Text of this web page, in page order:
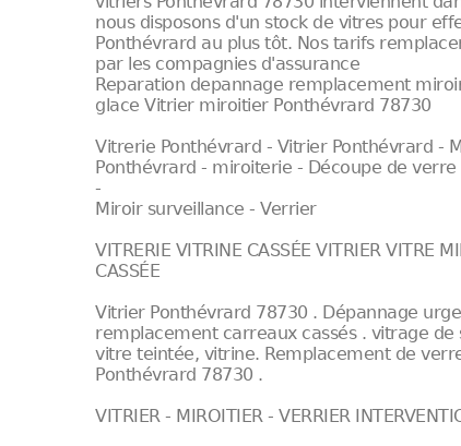
nous disposons d'un stock de vitres pour
Ponthévrard au plus tôt. Nos tarifs
par les compagnies d'assurance
Reparation depannage remplacement
glace Vitrier miroitier Ponthévrard 78730
Vitrerie Ponthévrard - Vitrier Ponthévrard -
Ponthévrard - miroiterie - Découpe de
-
Miroir surveillance - Verrier
VITRERIE VITRINE CASSÉE VITRIER VITRE
CASSÉE
Vitrier Ponthévrard 78730 . Dépannage
remplacement carreaux cassés . vitrage
vitre teintée, vitrine. Remplacement de
Ponthévrard 78730 .
VITRIER - MIROITIER - VERRIER